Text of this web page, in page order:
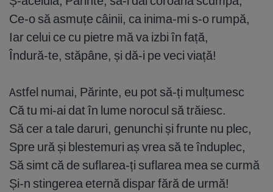
Ce-o să asmuțe câinii, ca inima-mi s-o rumpă,
Iar celui ce cu pietre mă va izbi în față,
Îndură-te, stăpâne, și dă-i pe veci viață!
Astfel numai, Părinte, eu pot să-ți mulțumesc
Că tu mi-ai dat în lume norocul să trăiesc.
Să cer a tale daruri, genunchi și frunte nu plec,
Spre ură și blestemuri aș vrea să te înduplec,
Să simt că de suflarea-ți suflarea mea se curmă
Și-n stingerea eternă dispar fără de urmă!